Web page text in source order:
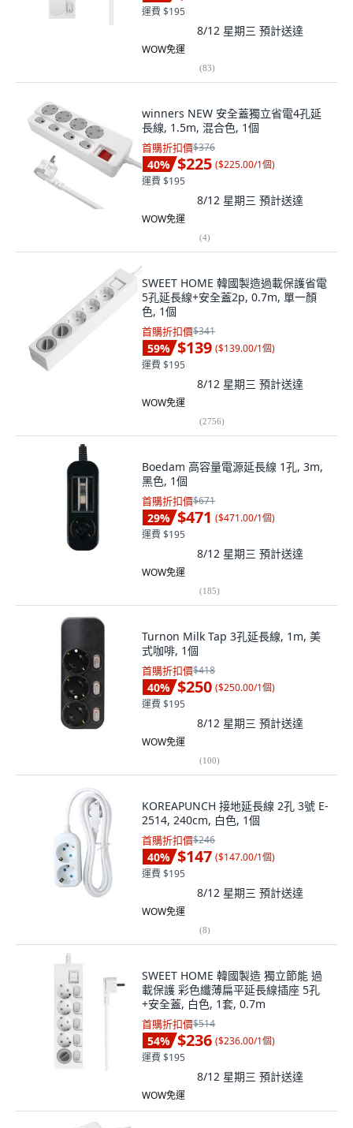
運費 $195
8/12 星期三 預計送達
WOW免運
(83)
winners NEW 安全蓋獨立省電4孔延
長線, 1.5m, 混合色, 1個
首購折扣價$376
40% $225 ($225.00/1個)
運費 $195
8/12 星期三 預計送達
WOW免運
(4)
SWEET HOME 韓國製造過載保護省電
5孔延長線+安全蓋2p, 0.7m, 單一顏
色, 1個
首購折扣價$341
59% $139 ($139.00/1個)
運費 $195
8/12 星期三 預計送達
WOW免運
(2756)
Boedam 高容量電源延長線 1孔, 3m,
黑色, 1個
首購折扣價$671
29% $471 ($471.00/1個)
運費 $195
8/12 星期三 預計送達
WOW免運
(185)
Turnon Milk Tap 3孔延長線, 1m, 美
式咖啡, 1個
首購折扣價$418
40% $250 ($250.00/1個)
運費 $195
8/12 星期三 預計送達
WOW免運
(100)
KOREAPUNCH 接地延長線 2孔 3號 E-
2514, 240cm, 白色, 1個
首購折扣價$246
40% $147 ($147.00/1個)
運費 $195
8/12 星期三 預計送達
WOW免運
(8)
SWEET HOME 韓國製造 獨立節能 過
載保護 彩色纖薄扁平延長線插座 5孔
+安全蓋, 白色, 1套, 0.7m
首購折扣價$514
54% $236 ($236.00/1個)
運費 $195
8/12 星期三 預計送達
WOW免運